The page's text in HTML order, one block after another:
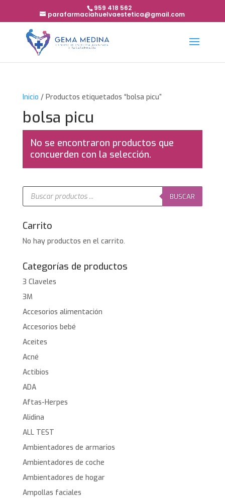
959 418 562
parafarmaciahuelvaestetica@gmail.com
Inicio / Productos etiquetados “bolsa picu”
bolsa picu
No se encontraron productos que
concuerden con la selección.
Búsqueda
productos
BUSCAR
Carrito
No hay productos en el carrito.
Categorías de productos
3 Claveles
3M
Accesorios alimentación
Accesorios bebé
Aceites
Acné
Actibios
ADA
Aftas-Herpes
Alidina
ALL TEST
Ambientadores de armarios
Ambientadores de coche
Ambientadores de hogar
Ampollas faciales